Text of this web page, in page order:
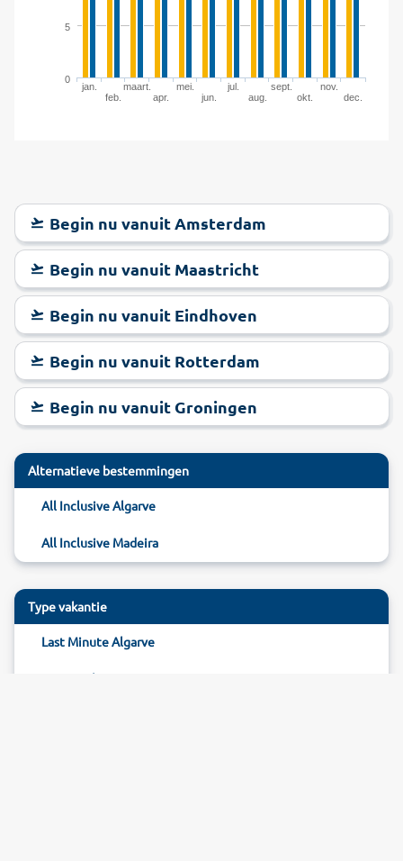
jan.
feb.
maart.
apr.
mei.
jun.
jul.
aug.
sept.
okt.
nov.
dec.
0
5
Begin nu vanuit Amsterdam
Begin nu vanuit Maastricht
Begin nu vanuit Eindhoven
Begin nu vanuit Rotterdam
Begin nu vanuit Groningen
Alternatieve bestemmingen
All Inclusive Algarve
All Inclusive Madeira
Type vakantie
Last Minute Algarve
Reizen Algarve